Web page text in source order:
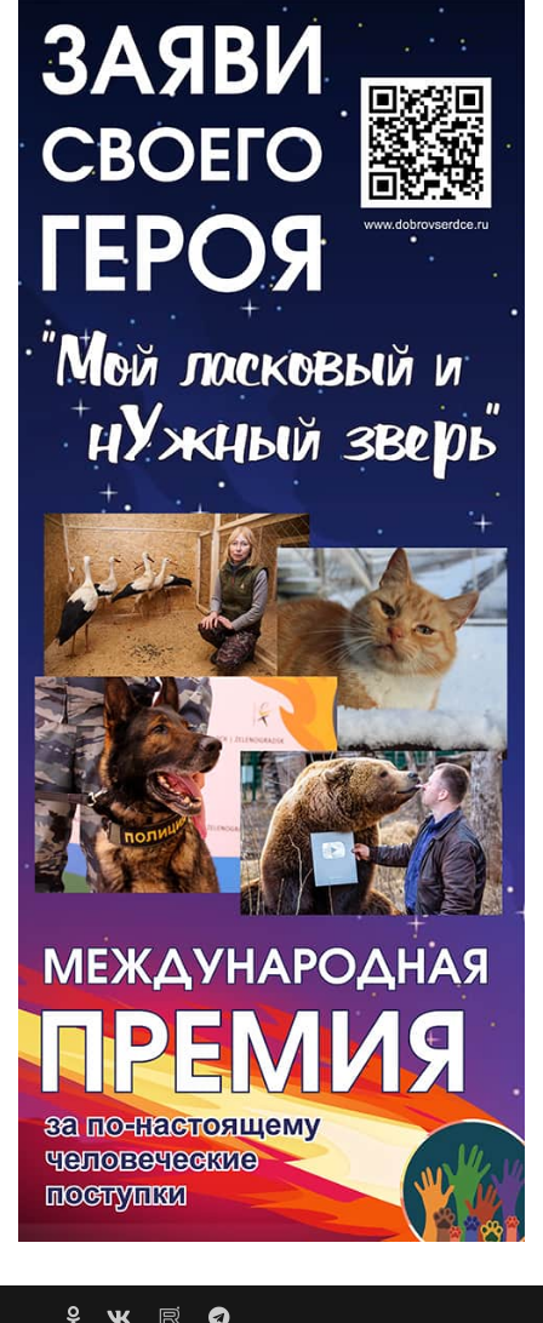
ВЛАСТЬ
День памяти и «Симфония народов»
06.08.2026
Новый настил на экотропе
05.08.2026